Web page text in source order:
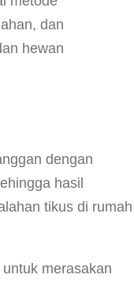
dan
hewan
dengan
hasil
tikus di rumah
merasakan